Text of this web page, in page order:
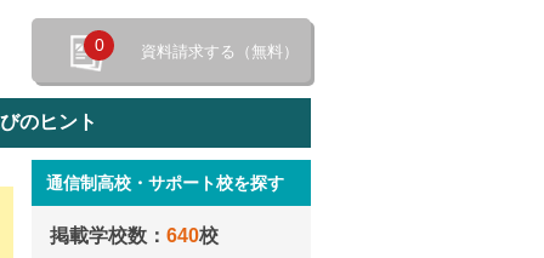
0 資料請求する（無料）
のヒント
通信制高校・サポート校を探す
掲載学校数： 640校